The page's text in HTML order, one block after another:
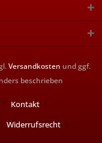
Versandkosten und ggf.
beschrieben
Kontakt
Widerrufsrecht